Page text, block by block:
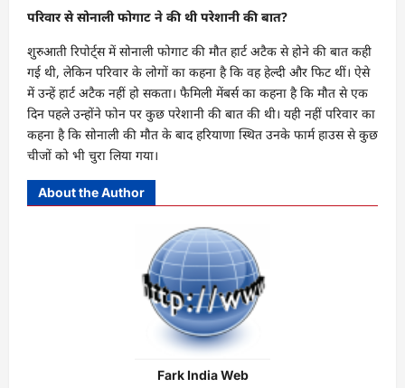
परिवार से सोनाली फोगाट ने की थी परेशानी की बात?
शुरुआती रिपोर्ट्स में सोनाली फोगाट की मौत हार्ट अटैक से होने की बात कही
गई थी, लेकिन परिवार के लोगों का कहना है कि वह हेल्दी और फिट थीं। ऐसे
में उन्हें हार्ट अटैक नहीं हो सकता। फैमिली मेंबर्स का कहना है कि मौत से एक
दिन पहले उन्होंने फोन पर कुछ परेशानी की बात की थी। यही नहीं परिवार का
कहना है कि सोनाली की मौत के बाद हरियाणा स्थित उनके फार्म हाउस से कुछ
चीजों को भी चुरा लिया गया।
About the Author
Fark India Web